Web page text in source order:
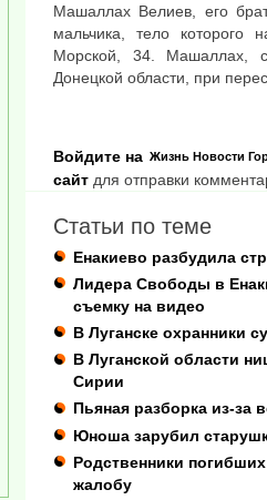
Машаллах Велиев, его
мальчика, тело
Морской, 34. Машаллах,
Донецкой области, при
Жизнь Новости
Войдите на
сайт для отправки
Статьи по теме
Енакиево разбудила
Лидера Свободы в
съемку на видео
В Луганске охранники
В Луганской области
Сирии
Пьяная разборка из-за
Юноша зарубил
Родственники
жалобу